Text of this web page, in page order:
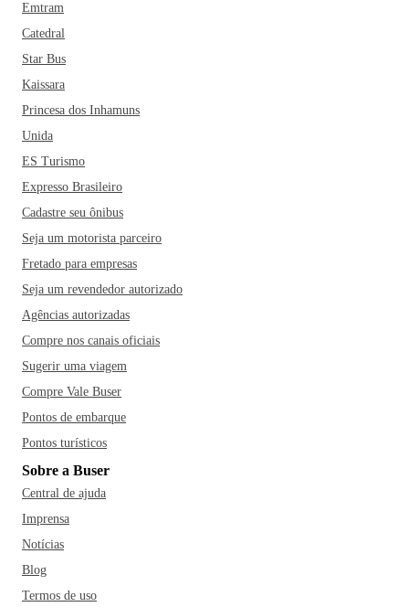
Emtram
Catedral
Star Bus
Kaissara
Princesa dos Inhamuns
Unida
ES Turismo
Expresso Brasileiro
Cadastre seu ônibus
Seja um motorista parceiro
Fretado para empresas
Seja um revendedor autorizado
Agências autorizadas
Compre nos canais oficiais
Sugerir uma viagem
Compre Vale Buser
Pontos de embarque
Pontos turísticos
Sobre a Buser
Central de ajuda
Imprensa
Notícias
Blog
Termos de uso